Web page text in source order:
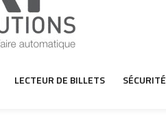
LECTEUR DE BILLETS SÉCURITÉ